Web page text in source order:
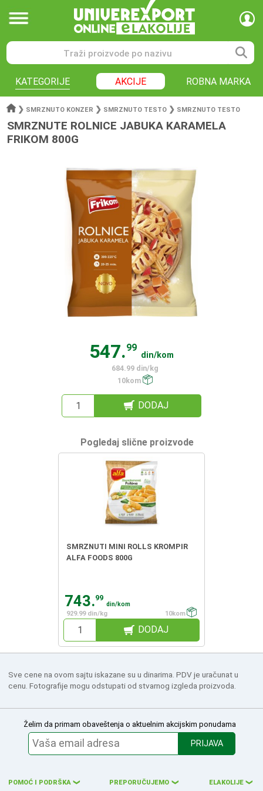
KATEGORIJE AKCIJE ROBNA MARKA
❯ SMRZNUTO KONZER ❯ SMRZNUTO TESTO ❯ SMRZNUTO TESTO
SMRZNUTE ROLNICE JABUKA KARAMELA
FRIKOM 800G
547.99
din/kom
684.99 din/kg
10kom
DODAJ
Pogledaj slične proizvode
SMRZNUTI MINI ROLLS KROMPIR
ALFA FOODS 800G
743.99
din/kom
929.99 din/kg
10kom
DODAJ
Sve cene na ovom sajtu iskazane su u dinarima. PDV je uračunat u
cenu. Fotografije mogu odstupati od stvarnog izgleda proizvoda.
Želim da primam obaveštenja o aktuelnim akcijskim ponudama
PRIJAVA
POMOĆ I PODRŠKA ❮ PREPORUČUJEMO ❮ ELAKOLIJE ❮